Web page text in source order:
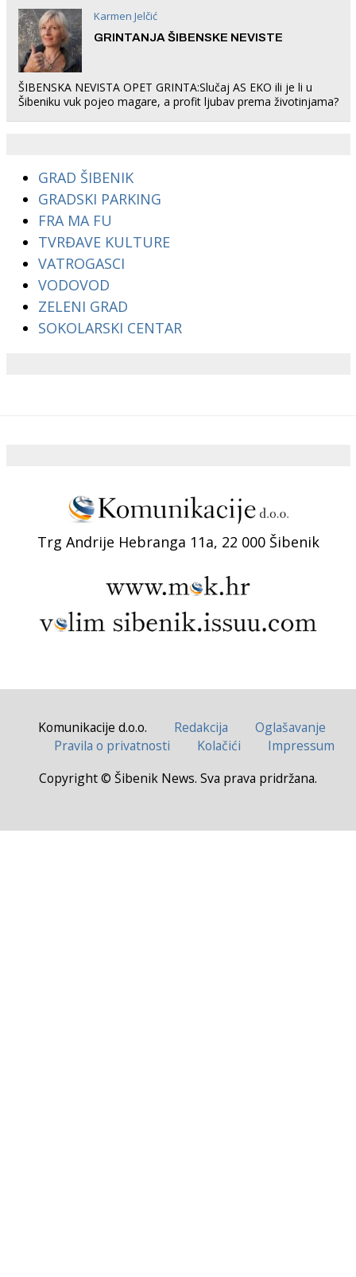
Karmen Jelčić
GRINTANJA ŠIBENSKE NEVISTE
ŠIBENSKA NEVISTA OPET GRINTA:Slučaj AS EKO ili je li u
Šibeniku vuk pojeo magare, a profit ljubav prema životinjama?
GRAD ŠIBENIK
GRADSKI PARKING
FRA MA FU
TVRĐAVE KULTURE
VATROGASCI
VODOVOD
ZELENI GRAD
SOKOLARSKI CENTAR
Trg Andrije Hebranga 11a, 22 000 Šibenik
Komunikacije d.o.o. Redakcija
Oglašavanje
Pravila o privatnosti
Kolačići
Impressum
Copyright © Šibenik News. Sva prava pridržana.